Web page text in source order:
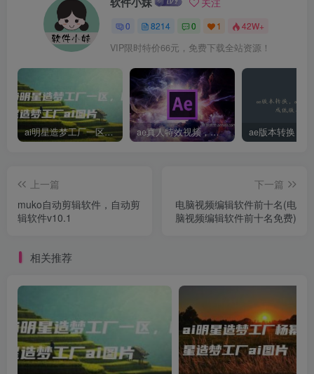
0 8214 0 1 42W+
VIP限时特价66元，免费下载全站资源！
ai明星造梦工厂一区，明星造梦工厂ai图片 ae真人特效视频，大学生第一次做ppt怎么做
上一篇
muko自动剪辑软件，自动剪
辑软件v10.1
下一篇
电脑视频编辑软件前十名(电
脑视频编辑软件前十名免费)
相关推荐